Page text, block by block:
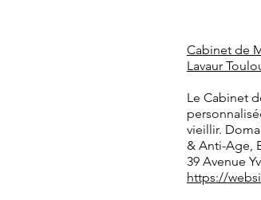
Cabinet de
Lavaur
Le Cabinet
vieillir.
& Anti-Age,
39 Avenue
https://